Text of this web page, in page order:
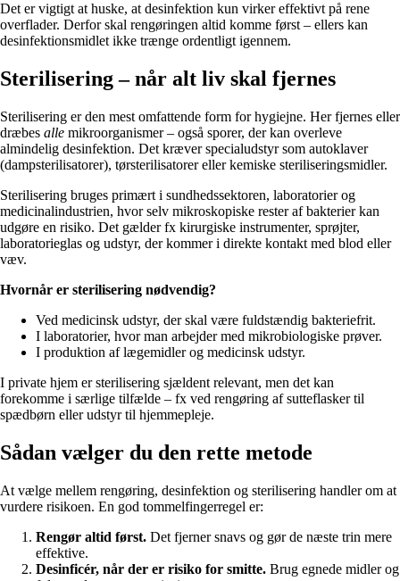
Det er vigtigt at huske, at desinfektion kun virker effektivt på rene
overflader. Derfor skal rengøringen altid komme først – ellers kan
desinfektionsmidlet ikke trænge ordentligt igennem.
Sterilisering – når alt liv skal fjernes
Sterilisering er den mest omfattende form for hygiejne. Her fjernes eller
dræbes alle mikroorganismer – også sporer, der kan overleve
almindelig desinfektion. Det kræver specialudstyr som autoklaver
(dampsterilisatorer), tørsterilisatorer eller kemiske steriliseringsmidler.
Sterilisering bruges primært i sundhedssektoren, laboratorier og
medicinalindustrien, hvor selv mikroskopiske rester af bakterier kan
udgøre en risiko. Det gælder fx kirurgiske instrumenter, sprøjter,
laboratorieglas og udstyr, der kommer i direkte kontakt med blod eller
væv.
Hvornår er sterilisering nødvendig?
Ved medicinsk udstyr, der skal være fuldstændig bakteriefrit.
I laboratorier, hvor man arbejder med mikrobiologiske prøver.
I produktion af lægemidler og medicinsk udstyr.
I private hjem er sterilisering sjældent relevant, men det kan
forekomme i særlige tilfælde – fx ved rengøring af sutteflasker til
spædbørn eller udstyr til hjemmepleje.
Sådan vælger du den rette metode
At vælge mellem rengøring, desinfektion og sterilisering handler om at
vurdere risikoen. En god tommelfingerregel er:
Rengør altid først. Det fjerner snavs og gør de næste trin mere
effektive.
Desinficér, når der er risiko for smitte. Brug egnede midler og